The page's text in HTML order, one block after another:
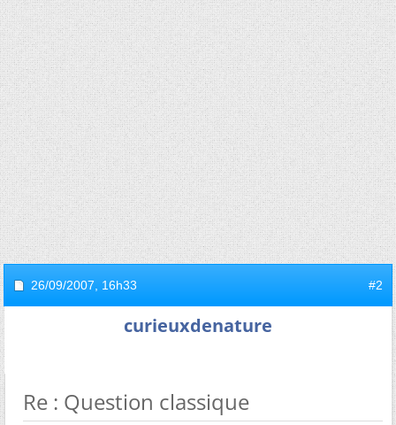
26/09/2007, 16h33 #2
curieuxdenature
Re : Question classique